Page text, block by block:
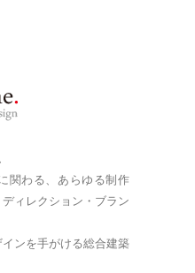
関わる、あらゆる制作
ィレクション・ブラン
ンを手がける総合建築